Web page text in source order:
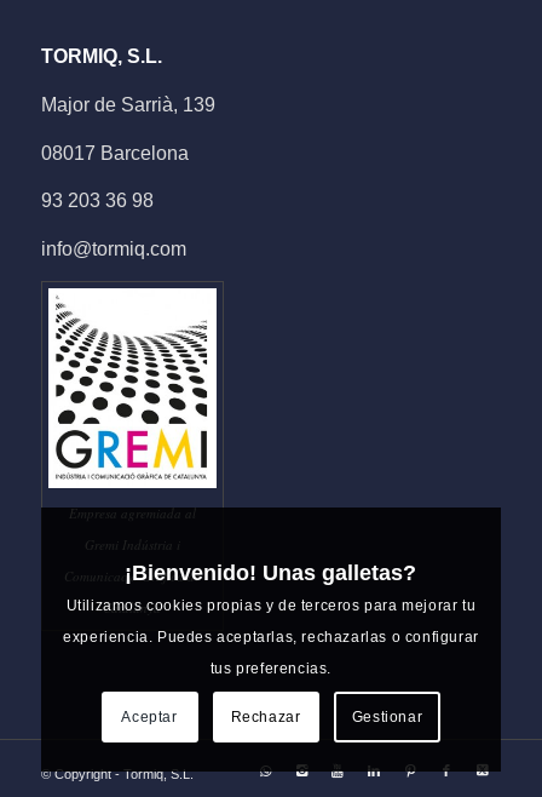
TORMIQ, S.L.
Major de Sarrià, 139
08017 Barcelona
93 203 36 98
info@tormiq.com
Empresa agremiada al
Gremi Indústria i
Comunicació Gràfica de
Catalunya
© Copyright - Tormiq, S.L.
¡Bienvenido! Unas galletas?
Utilizamos cookies propias y de terceros para mejorar tu
experiencia. Puedes aceptarlas, rechazarlas o configurar
tus preferencias.
Aceptar Rechazar Gestionar